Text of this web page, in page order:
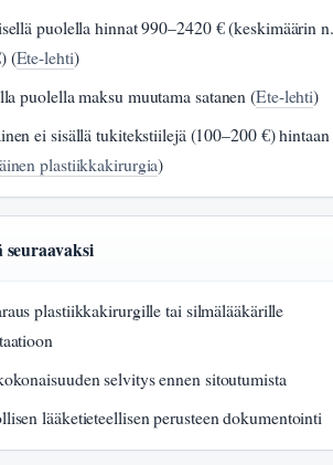
puolella hinnat 990–2420 € (keskimäärin n.
(Ete-lehti)
puolella maksu muutama satanen (Ete-lehti)
ei sisällä tukitekstiilejä (100–200 €) hintaan
plastiikkakirurgia)
plastiikkakirurgille tai silmälääkärille
selvitys ennen sitoutumista
lääketieteellisen perusteen dokumentointi